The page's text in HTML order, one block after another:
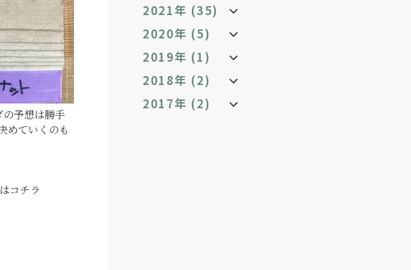
予想は勝手
めていくのも
コチラ
2021年 (35)
2020年 (5)
2019年 (1)
2018年 (2)
2017年 (2)